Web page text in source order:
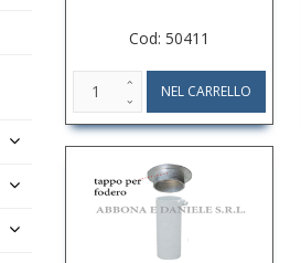
Cod: 50411